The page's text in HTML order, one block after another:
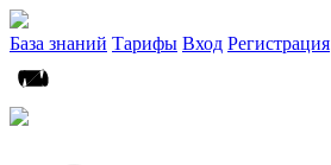
База знаний Тарифы Вход Регистрация